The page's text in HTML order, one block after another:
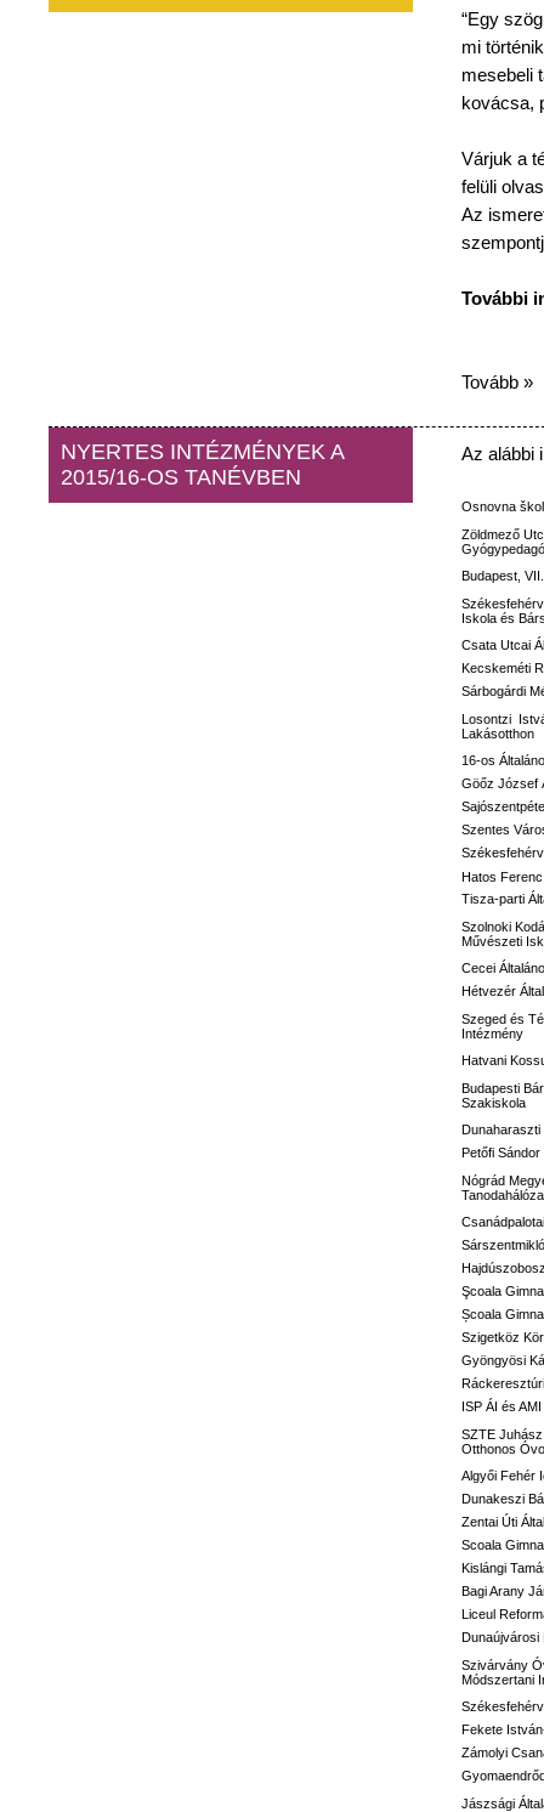
“Egy szög
mi történik
mesebeli
kovácsa,
Várjuk a
felüli
Az
További
Tovább »
NYERTES INTÉZMÉNYEK A
2015/16-OS TANÉVBEN
Az alábbi
Osnovna
Zöldmező
Budapest,
Iskola és
Csata Utcai
Kecskeméti
Sárbogárdi
Losontzi
Lakásotthon
16-os
Göőz József
Szentes
Hatos
Tisza-parti
Szolnoki
Művészeti
Cecei
Hétvezér
Szeged és
Intézmény
Hatvani
Budapesti
Szakiskola
Dunaharaszti
Petőfi
Nógrád
Şcoala
Școala
Szigetköz
Gyöngyösi
ISP ÁI és
SZTE
Otthonos
Algyői Fehér
Dunakeszi
Zentai Úti
Scoala
Kislángi
Bagi Arany
Liceul
Dunaújvárosi
Szivárvány
Módszertani
Fekete
Zámolyi
Jászsági